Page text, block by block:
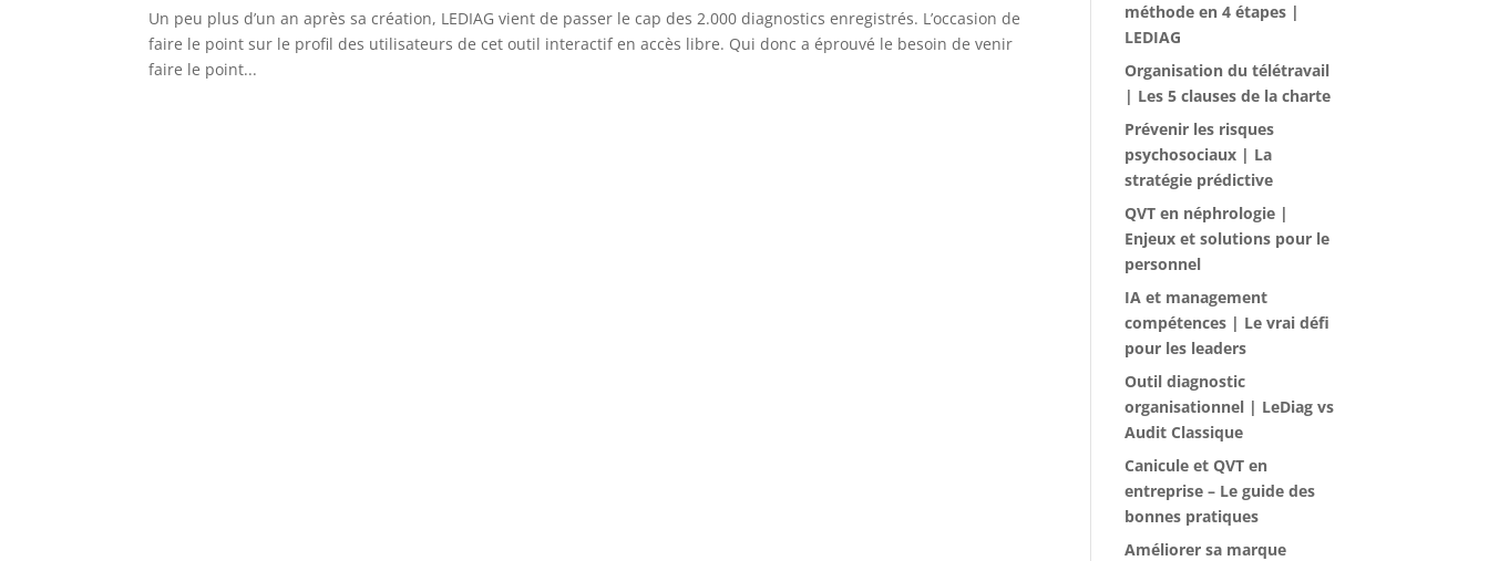
Un peu plus d’un an après sa création, LEDIAG vient de passer le cap des 2.000 diagnostics enregistrés. L’occasion de
faire le point sur le profil des utilisateurs de cet outil interactif en accès libre. Qui donc a éprouvé le besoin de venir
faire le point...
méthode en 4 étapes |
LEDIAG
Organisation du télétravail
| Les 5 clauses de la charte
Prévenir les risques
psychosociaux | La
stratégie prédictive
QVT en néphrologie |
Enjeux et solutions pour le
personnel
IA et management
compétences | Le vrai défi
pour les leaders
Outil diagnostic
organisationnel | LeDiag vs
Audit Classique
Canicule et QVT en
entreprise – Le guide des
bonnes pratiques
Améliorer sa marque